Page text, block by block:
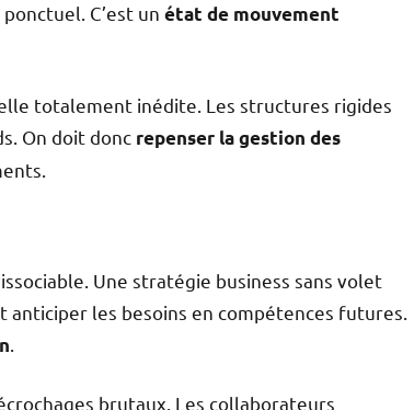
C’est un état de mouvement
totalement inédite. Les structures rigides
On doit donc repenser la gestion des
Une stratégie business sans volet
les besoins en compétences futures.
brutaux. Les collaborateurs